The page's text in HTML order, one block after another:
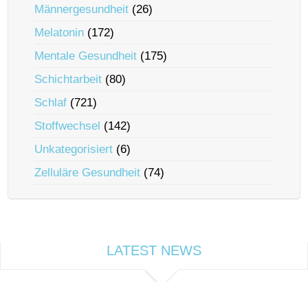
Männergesundheit (26)
Melatonin (172)
Mentale Gesundheit (175)
Schichtarbeit (80)
Schlaf (721)
Stoffwechsel (142)
Unkategorisiert (6)
Zelluläre Gesundheit (74)
LATEST NEWS